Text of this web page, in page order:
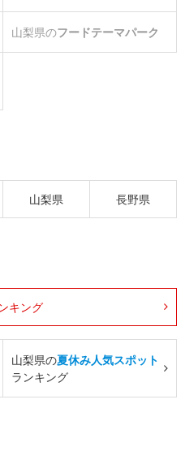
山梨県のフードテーマパーク
山梨県 長野県
キング
山梨県の夏休み人気スポット
ランキング